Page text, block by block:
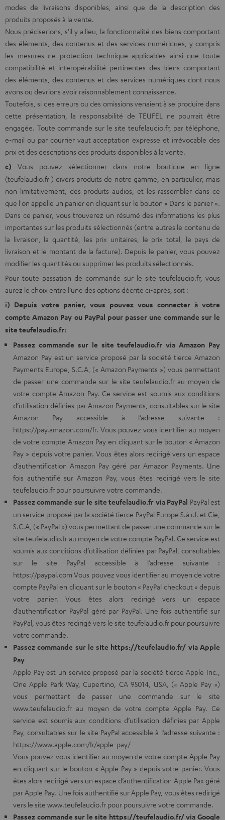
modes de livraisons disponibles, ainsi que de la description des
produits proposés à la vente.
Nous préciserions, s'il y a lieu, la fonctionnalité des biens comportant
des éléments, des contenus et des services numériques, y compris
les mesures de protection technique applicables ainsi que toute
compatibilité et interopérabilité pertinentes des biens comportant
des éléments, des contenus et des services numériques dont nous
avons ou devrions avoir raisonnablement connaissance.
Toutefois, si des erreurs ou des omissions venaient à se produire dans
cette présentation, la responsabilité de TEUFEL ne pourrait être
engagée. Toute commande sur le site teufelaudio.fr, par téléphone,
e-mail ou par courrier vaut acceptation expresse et irrévocable des
prix et des descriptions des produits disponibles à la vente.
c) Vous pouvez sélectionner dans notre boutique en ligne
(teufelaudio.fr ) divers produits de notre gamme, en particulier, mais
non limitativement, des produits audios, et les rassembler dans ce
que l'on appelle un panier en cliquant sur le bouton « Dans le panier ».
Dans ce panier, vous trouverez un résumé des informations les plus
importantes sur les produits sélectionnés (entre autres le contenu de
la livraison, la quantité, les prix unitaires, le prix total, le pays de
livraison et le montant de la facture). Depuis le panier, vous pouvez
modifier les quantités ou supprimer les produits sélectionnés.
Pour toute passation de commande sur le site teufelaudio.fr, vous
aurez le choix entre l’une des options décrite ci-après, soit :
i) Depuis votre panier, vous pouvez vous connecter à votre
compte Amazon Pay ou PayPal pour passer une commande sur le
site teufelaudio.fr:
Passez commande sur le site teufelaudio.fr via Amazon Pay
Amazon Pay est un service proposé par la société tierce Amazon
Payments Europe, S.C.A, (« Amazon Payments ») vous permettant
de passer une commande sur le site teufelaudio.fr au moyen de
votre compte Amazon Pay. Ce service est soumis aux conditions
d’utilisation définies par Amazon Payments, consultables sur le site
Amazon Pay accessible à l’adresse suivante :
https://pay.amazon.com/fr. Vous pouvez vous identifier au moyen
de votre compte Amazon Pay en cliquant sur le bouton « Amazon
Pay » depuis votre panier. Vous êtes alors redirigé vers un espace
d’authentification Amazon Pay géré par Amazon Payments. Une
fois authentifié sur Amazon Pay, vous êtes redirigé vers le site
teufelaudio.fr pour poursuivre votre commande.
Passez commande sur le site teufelaudio.fr via PayPal PayPal est
un service proposé par la société tierce PayPal Europe S.à r.l. et Cie,
S.C.A, (« PayPal ») vous permettant de passer une commande sur le
site teufelaudio.fr au moyen de votre compte PayPal. Ce service est
soumis aux conditions d’utilisation définies par PayPal, consultables
sur le site PayPal accessible à l’adresse suivante :
https://paypal.com Vous pouvez vous identifier au moyen de votre
compte PayPal en cliquant sur le bouton « PayPal checkout » depuis
votre panier. Vous êtes alors redirigé vers un espace
d’authentification PayPal géré par PayPal. Une fois authentifié sur
PayPal, vous êtes redirigé vers le site teufelaudio.fr pour poursuivre
votre commande.
Passez commande sur le site https://teufelaudio.fr/ via Apple
Pay
Apple Pay est un service proposé par la société tierce Apple Inc.,
One Apple Park Way, Cupertino, CA 95014, USA, (« Apple Pay »)
vous permettant de passer une commande sur le site
www.teufelaudio.fr au moyen de votre compte Apple Pay. Ce
service est soumis aux conditions d’utilisation définies par Apple
Pay, consultables sur le site PayPal accessible à l’adresse suivante :
https://www.apple.com/fr/apple-pay/
Vous pouvez vous identifier au moyen de votre compte Apple Pay
en cliquant sur le bouton « Apple Pay » depuis votre panier. Vous
êtes alors redirigé vers un espace d’authentification Apple Pax géré
par Apple Pay. Une fois authentifié sur Apple Pay, vous êtes redirigé
vers le site www.teufelaudio.fr pour poursuivre votre commande.
Passez commande sur le site https://teufelaudio.fr/ via Google